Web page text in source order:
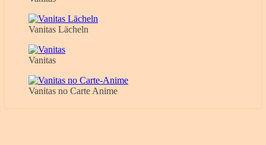
Vanitas Lächeln
Vanitas
Vanitas no Carte Anime